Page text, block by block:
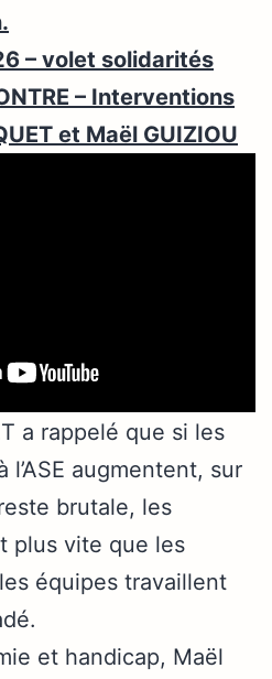
– volet solidarités
– Interventions
et Maël GUIZIOU
a rappelé que si les
l’ASE augmentent, sur
brutale, les
plus vite que les
équipes travaillent
et handicap, Maël